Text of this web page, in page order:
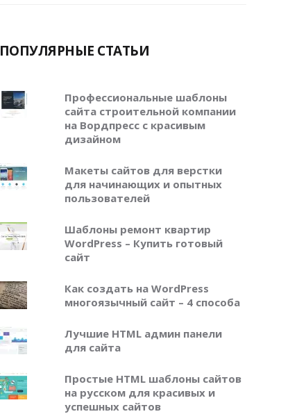
ПОПУЛЯРНЫЕ СТАТЬИ
Профессиональные шаблоны
сайта строительной компании
на Вордпресс с красивым
дизайном
Макеты сайтов для верстки
для начинающих и опытных
пользователей
Шаблоны ремонт квартир
WordPress – Купить готовый
сайт
Как создать на WordPress
многоязычный сайт – 4 способа
Лучшие HTML админ панели
для сайта
Простые HTML шаблоны сайтов
на русском для красивых и
успешных сайтов